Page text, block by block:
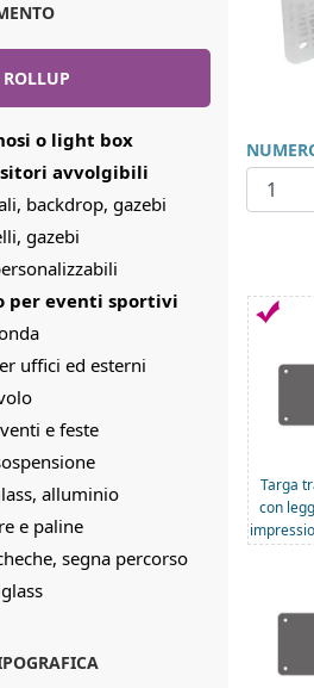
o light box
avvolgibili
backdrop, gazebi
gazebi
per eventi sportivi
uffici ed esterni
e feste
alluminio
e paline
segna percorso
Targa
con